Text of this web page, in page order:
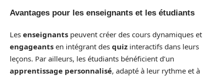
Avantages pour les enseignants et les étudiants
Les enseignants peuvent créer des cours dynamiques et
engageants en intégrant des quiz interactifs dans leurs
leçons. Par ailleurs, les étudiants bénéficient d’un
apprentissage personnalisé, adapté à leur rythme et à